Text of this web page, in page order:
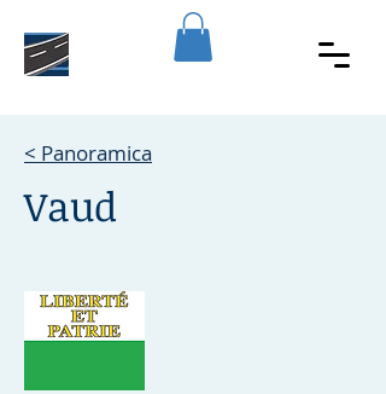
< Panoramica
Vaud